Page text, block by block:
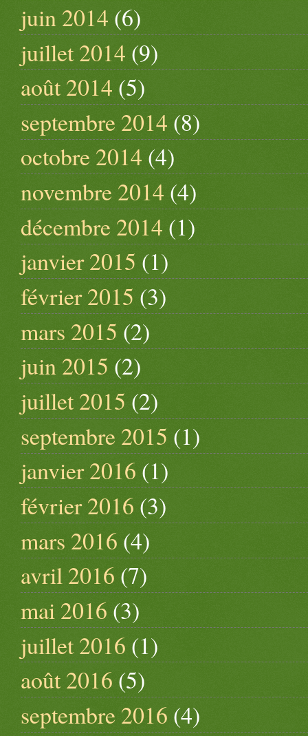
juin 2014 (6)
juillet 2014 (9)
août 2014 (5)
septembre 2014 (8)
octobre 2014 (4)
novembre 2014 (4)
décembre 2014 (1)
janvier 2015 (1)
février 2015 (3)
mars 2015 (2)
juin 2015 (2)
juillet 2015 (2)
septembre 2015 (1)
janvier 2016 (1)
février 2016 (3)
mars 2016 (4)
avril 2016 (7)
mai 2016 (3)
juillet 2016 (1)
août 2016 (5)
septembre 2016 (4)